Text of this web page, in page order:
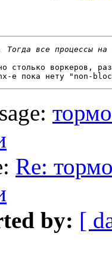
столько воркеров,
Re:
by: [